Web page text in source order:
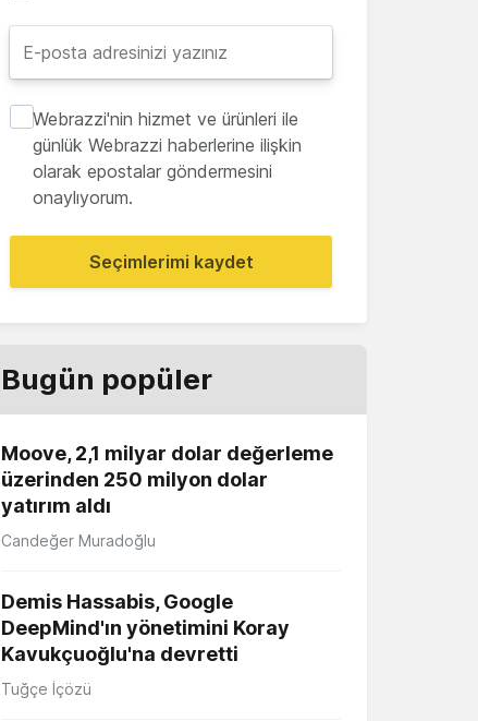
Webrazzi'nin hizmet ve ürünleri ile
günlük Webrazzi haberlerine ilişkin
olarak epostalar göndermesini
onaylıyorum.
Seçimlerimi kaydet
Bugün popüler
Moove, 2,1 milyar dolar değerleme
üzerinden 250 milyon dolar
yatırım aldı
Candeğer Muradoğlu
Demis Hassabis, Google
DeepMind'ın yönetimini Koray
Kavukçuoğlu'na devretti
Tuğçe İçözü